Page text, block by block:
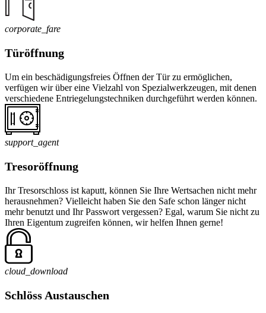
corporate_fare
Türöffnung
Um ein beschädigungsfreies Öffnen der Tür zu ermöglichen,
verfügen wir über eine Vielzahl von Spezialwerkzeugen, mit denen
verschiedene Entriegelungstechniken durchgeführt werden können.
support_agent
Tresoröffnung
Ihr Tresorschloss ist kaputt, können Sie Ihre Wertsachen nicht mehr
herausnehmen? Vielleicht haben Sie den Safe schon länger nicht
mehr benutzt und Ihr Passwort vergessen? Egal, warum Sie nicht zu
Ihren Eigentum zugreifen können, wir helfen Ihnen gerne!
cloud_download
Schlöss Austauschen